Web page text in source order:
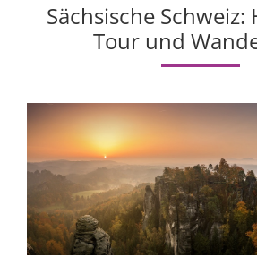
Sächsische
Tour und